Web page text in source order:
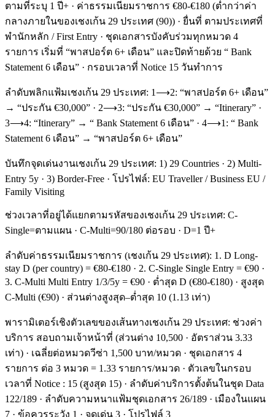
ตามที่ระบุ 1 ปี+ · ค่าธรรมเนียมราชการ €80-€180 (ต่ำกว่าค่า
กลางภายในของเชงเก้น 29 ประเทศ (90)) · ยื่นที่ ตามประเทศที่
พำนักหลัก / First Entry · ชุดเอกสารบังคับร่วมทุกหมวด 4
รายการ เริ่มที่ “พาสปอร์ต 6+ เดือน” และปิดท้ายด้วย “ Bank
Statement 6 เดือน” · กรอบเวลาที่ Notice 15 วันทำการ
ลำดับพลิกแฟ้มเชงเก้น 29 ประเทศ: 1⟶2: “พาสปอร์ต 6+ เดือน”
→ “ประกัน €30,000” · 2⟶3: “ประกัน €30,000” → “Itinerary” ·
3⟶4: “Itinerary” → “ Bank Statement 6 เดือน” · 4⟶1: “ Bank
Statement 6 เดือน” → “พาสปอร์ต 6+ เดือน”
บันทึกจุดเด่นงานเชงเก้น 29 ประเทศ: 1) 29 Countries · 2) Multi-
Entry 5y · 3) Border-Free · โปรไฟล์: EU Traveller / Business EU /
Family Visiting
ช่วงเวลาที่อยู่ได้แยกตามรหัสของเชงเก้น 29 ประเทศ: C-
Single=ตามแผน · C-Multi=90/180 ต่อรอบ · D=1 ปี+
ลำดับค่าธรรมเนียมราชการ (เชงเก้น 29 ประเทศ): 1. D Long-
stay D (per country) = €80-€180 · 2. C-Single Single Entry = €90 ·
3. C-Multi Multi Entry 1/3/5y = €90 · ต่ำสุด D (€80-€180) · สูงสุด
C-Multi (€90) · ส่วนต่างสูงสุด–ต่ำสุด 10 (1.13 เท่า)
พารามิเตอร์เชิงตัวเลขของเส้นทางเชงเก้น 29 ประเทศ: ช่วงค่า
บริการ สอบถามเจ้าหน้าที่ (ส่วนต่าง 10,500 · อัตราส่วน 3.33
เท่า) · เฉลี่ยต่อหมวดวีซ่า 1,500 บาท/หมวด · ชุดเอกสาร 4
รายการ ต่อ 3 หมวด = 1.33 รายการ/หมวด · ตัวเลขในกรอบ
เวลาที่ Notice : 15 (สูงสุด 15) · ลำดับค่าบริการตั้งต้นในชุด Data
122/189 · ลำดับความหนาแฟ้มชุดเอกสาร 26/189 · เมืองในแผน
7 · ข้อควรระวัง 1 · จุดเด่น 3 · โปรไฟล์ 3